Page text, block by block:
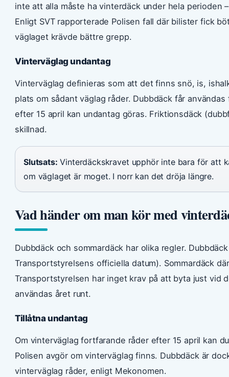
inte att alla måste ha vinterdäck under hela
Enligt SVT rapporterade Polisen fall där bilister fick
väglaget krävde bättre grepp.
Vinterväglag undantag
Vinterväglag definieras som att det finns snö, is,
plats om sådant väglag råder. Dubbdäck får
efter 15 april kan undantag göras. Friktionsdäck
skillnad.
Slutsats: Vinterdäckskravet upphör inte bara för att
om väglaget är moget. I norr kan det dröja längre.
Vad händer om man kör med
Dubbdäck och sommardäck har olika regler.
Transportstyrelsens officiella datum). Sommardäck
Transportstyrelsen har inget krav på att byta just vid
användas året runt.
Tillåtna undantag
Om vinterväglag fortfarande råder efter 15 april kan
Polisen avgör om vinterväglag finns. Dubbdäck är
vinterväglag råder, enligt Mekonomen.